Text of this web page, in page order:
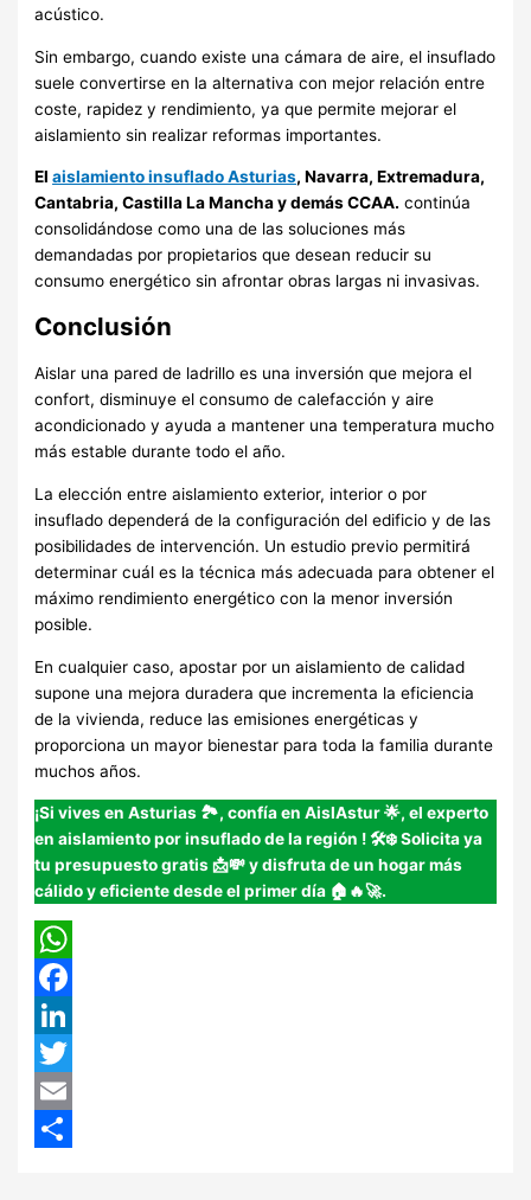
acústico.
Sin embargo, cuando existe una cámara de aire, el insuflado
suele convertirse en la alternativa con mejor relación entre
coste, rapidez y rendimiento, ya que permite mejorar el
aislamiento sin realizar reformas importantes.
Elaislamiento insuflado Asturias, Navarra, Extremadura,
Cantabria, Castilla La Mancha y demás CCAA. continúa
consolidándose como una de las soluciones más
demandadas por propietarios que desean reducir su
consumo energético sin afrontar obras largas ni invasivas.
Conclusión
Aislar una pared de ladrillo es una inversión que mejora el
confort, disminuye el consumo de calefacción y aire
acondicionado y ayuda a mantener una temperatura mucho
más estable durante todo el año.
La elección entre aislamiento exterior, interior o por
insuflado dependerá de la configuración del edificio y de las
posibilidades de intervención. Un estudio previo permitirá
determinar cuál es la técnica más adecuada para obtener el
máximo rendimiento energético con la menor inversión
posible.
En cualquier caso, apostar por un aislamiento de calidad
supone una mejora duradera que incrementa la eficiencia
de la vivienda, reduce las emisiones energéticas y
proporciona un mayor bienestar para toda la familia durante
muchos años.
¡Si vives en Asturias 🏞️, confía en AislAstur 🌟, el experto
en aislamiento por insuflado de la región !🛠️❄️ Solicita ya
tu presupuesto gratis 📩💸 y disfruta de un hogar más
cálido y eficiente desde el primer día 🏠🔥🚀.
WhatsApp
Facebook
LinkedIn
Twitter
Email